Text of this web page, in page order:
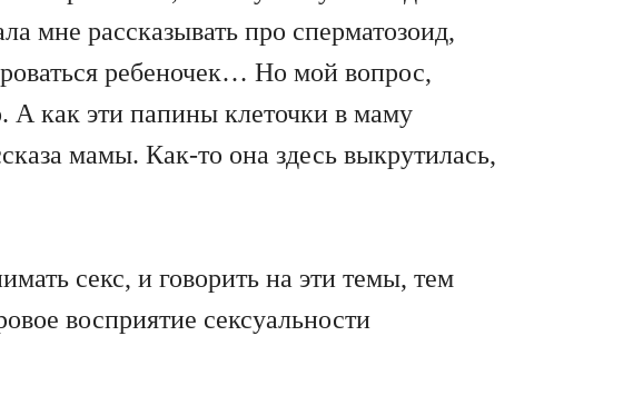
мне рассказывать про сперматозоид,
ребеночек… Но мой вопрос,
А как эти папины клеточки в маму
мамы. Как-то она здесь выкрутилась,
секс, и говорить на эти темы, тем
восприятие сексуальности